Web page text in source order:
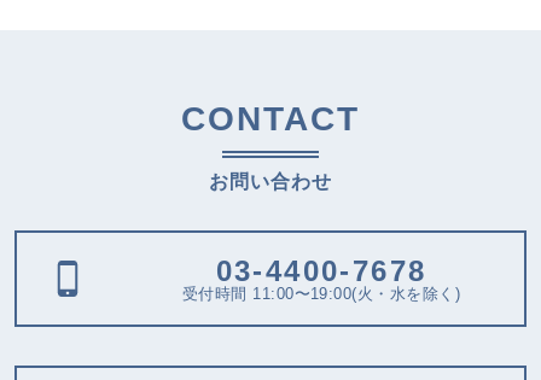
CONTACT
お問い合わせ
03-4400-7678
受付時間 11:00〜19:00(火・水を除く)